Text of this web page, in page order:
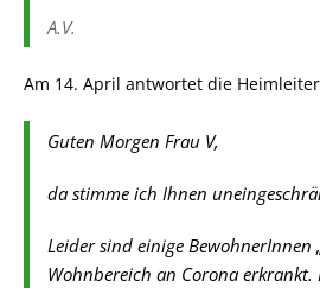
A.V.
Am 14. April antwortet die
Guten Morgen Frau V,
da stimme ich Ihnen
Leider sind einige BewohnerInnen
Wohnbereich an Corona